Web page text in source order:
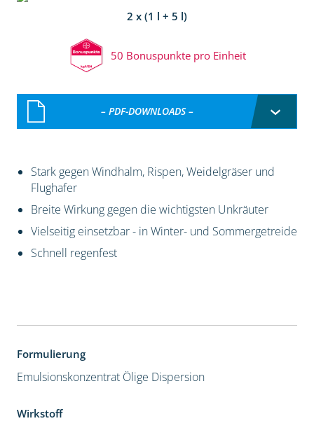
2 x (1 l + 5 l)
50 Bonuspunkte pro Einheit
– PDF-DOWNLOADS –
Stark gegen Windhalm, Rispen, Weidelgräser und
Flughafer
Breite Wirkung gegen die wichtigsten Unkräuter
Vielseitig einsetzbar - in Winter- und Sommergetreide
Schnell regenfest
Formulierung
Emulsionskonzentrat Ölige Dispersion
Wirkstoff